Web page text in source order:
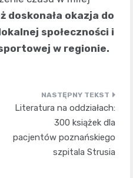
doskonała okazja do
społeczności i
w regionie.
Literatura na oddziałach:
300 książek dla
pacjentów poznańskiego
szpitala Strusia